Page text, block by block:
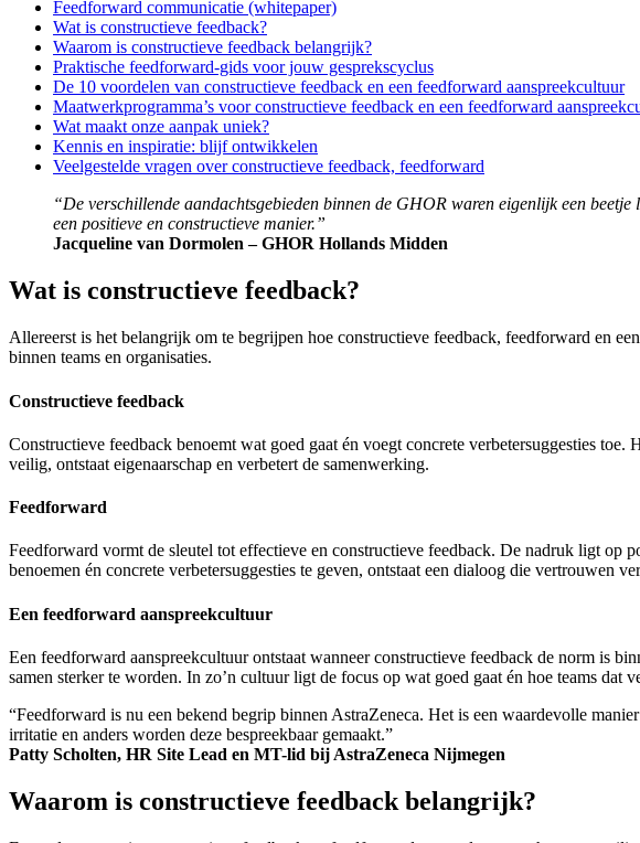
Feedforward communicatie (whitepaper)
Wat is constructieve feedback?
Waarom is constructieve feedback belangrijk?
Praktische feedforward-gids voor jouw gesprekscyclus
De 10 voordelen van constructieve feedback en een feedforward aanspreekcultuur
Maatwerkprogramma’s voor constructieve feedback en een feedforward
Wat maakt onze aanpak uniek?
Kennis en inspiratie: blijf ontwikkelen
Veelgestelde vragen over constructieve feedback, feedforward
“De verschillende aandachtsgebieden binnen de GHOR waren eigenlijk een
een positieve en constructieve manier.”
Jacqueline van Dormolen – GHOR Hollands Midden
Wat is constructieve feedback?
Allereerst is het belangrijk om te begrijpen hoe constructieve feedback, feedforward en
binnen teams en organisaties.
Constructieve feedback
Constructieve feedback benoemt wat goed gaat én voegt concrete verbetersuggesties
veilig, ontstaat eigenaarschap en verbetert de samenwerking.
Feedforward
Feedforward vormt de sleutel tot effectieve en constructieve feedback. De nadruk ligt op
benoemen én concrete verbetersuggesties te geven, ontstaat een dialoog die vertrouwen
Een feedforward aanspreekcultuur
Een feedforward aanspreekcultuur ontstaat wanneer constructieve feedback de norm is
samen sterker te worden. In zo’n cultuur ligt de focus op wat goed gaat én hoe teams dat
“Feedforward is nu een bekend begrip binnen AstraZeneca. Het is een waardevolle
irritatie en anders worden deze bespreekbaar gemaakt.”
Patty Scholten, HR Site Lead en MT-lid bij AstraZeneca Nijmegen
Waarom is constructieve feedback belangrijk?